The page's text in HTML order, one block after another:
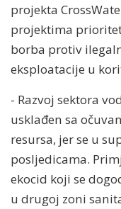
projekta
projektima
borba protiv
eksploatacije u
- Razvoj sektora
usklađen sa
resursa, jer se u
posljedicama.
ekocid koji se
u drugoj zoni